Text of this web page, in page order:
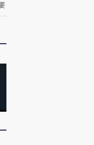
难民潮撕裂西班牙